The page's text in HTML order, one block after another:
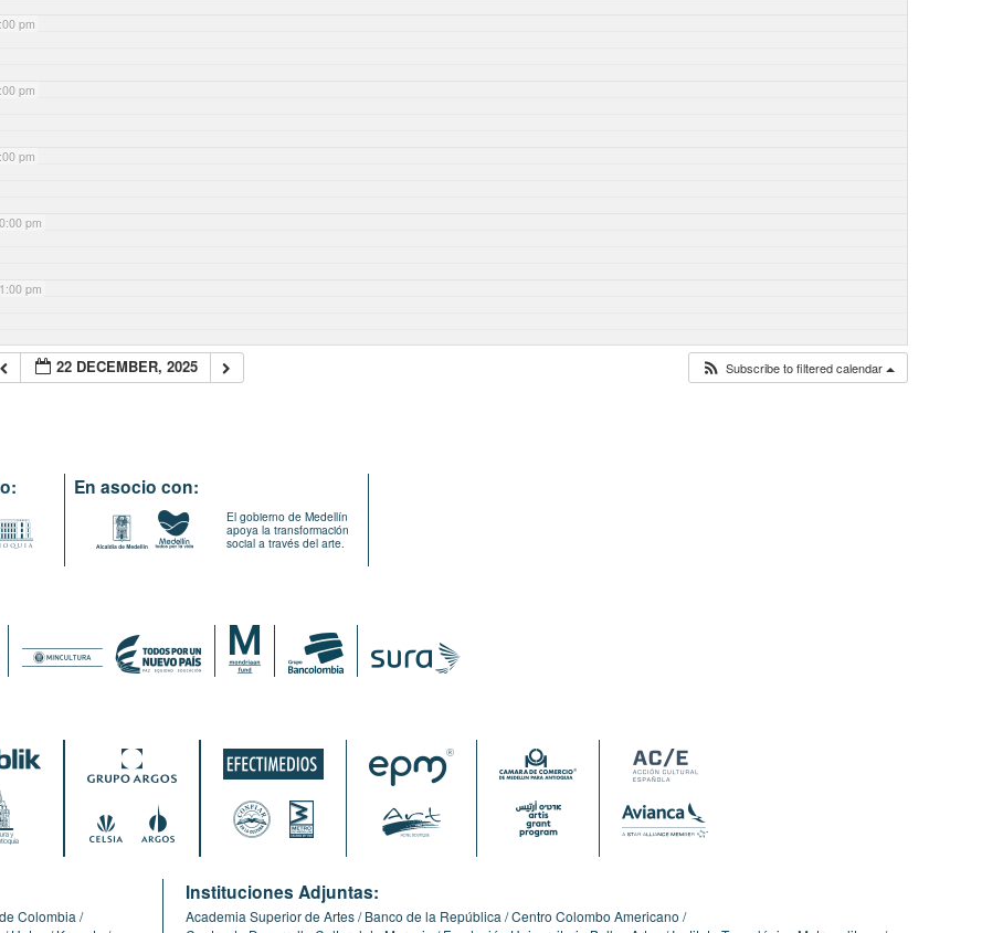
pm
pm
pm
pm
pm
22 DECEMBER, 2025 Subscribe to filtered calendar
En asocio con:
El gobierno de Medellín
apoya la transformación
social a través del arte.
Colombia
Instituciones Adjuntas:
Academia Superior de Artes Banco de la República Centro Colombo Americano